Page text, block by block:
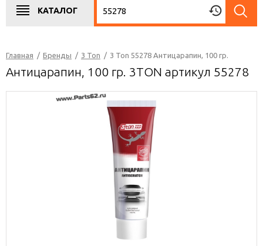
КАТАЛОГ
Главная / Бренды / 3 Ton / 3 Ton 55278 Антицарапин, 100 гр.
Антицарапин, 100 гр. 3TON артикул 55278